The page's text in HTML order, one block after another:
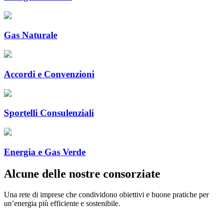
Gas Naturale
Accordi e Convenzioni
Sportelli Consulenziali
Energia e Gas Verde
Alcune delle nostre consorziate
Una rete di imprese che condividono obiettivi e buone pratiche per
un’energia più efficiente e sostenibile.